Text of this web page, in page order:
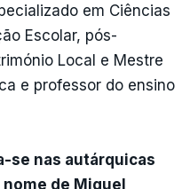
em Ciências
Escolar, pós-
Local e Mestre
e professor do ensino
se nas autárquicas
nome de Miguel